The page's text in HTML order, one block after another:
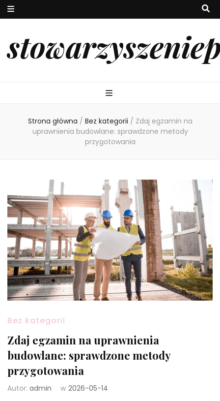
Strona główna / Bez kategorii / Zdaj egzamin na
uprawnienia budowlane: sprawdzone metody
przygotowania
Bez kategorii
Zdaj egzamin na uprawnienia
budowlane: sprawdzone metody
przygotowania
Autor: admin w 2026-05-14